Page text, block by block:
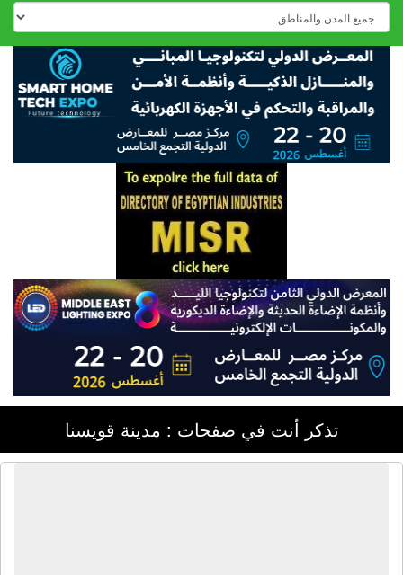
تذكر أنت في صفحات : مدينة قويسنا